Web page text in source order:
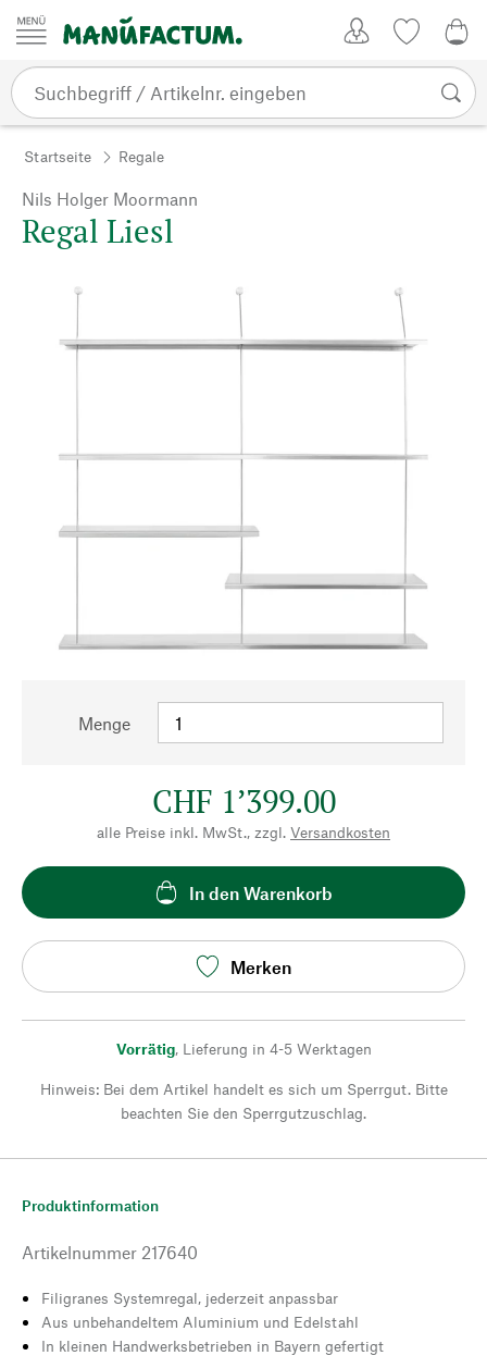
Zum Inhalt springen
Startseite Regale
Nils Holger Moormann
Regal Liesl
Menge
CHF 1’399.00
alle Preise inkl. MwSt., zzgl. Versandkosten
In den Warenkorb
Merken
Vorrätig, Lieferung in 4-5 Werktagen
Hinweis: Bei dem Artikel handelt es sich um Sperrgut. Bitte
beachten Sie den Sperrgutzuschlag.
Produktinformation
Artikelnummer 217640
Filigranes Systemregal, jederzeit anpassbar
Aus unbehandeltem Aluminium und Edelstahl
In kleinen Handwerksbetrieben in Bayern gefertigt